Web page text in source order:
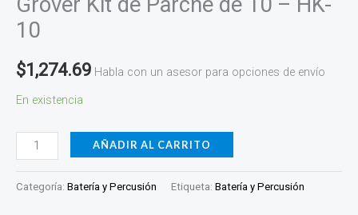
10
$1,274.69 Habla con un asesor para opciones de envío
En existencia
10
10
cantidad
AÑADIR AL CARRITO
Categoría: Batería y Percusión Etiqueta: Batería y Percusión